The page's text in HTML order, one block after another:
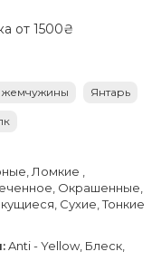
от 1500₴
Янтарь
Ломкие ,
Окрашенные,
Сухие, Тонкие
Anti - Yellow, Блеск,